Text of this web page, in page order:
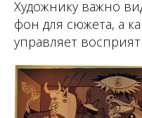
Художнику важно
фон для сюжета, а
управляет